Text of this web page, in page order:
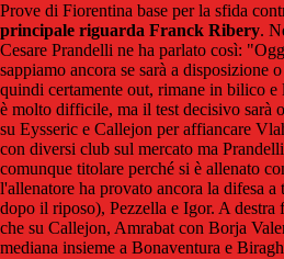
Prove di Fiorentina base per la sfida
principale riguarda Franck Ribery.
Cesare Prandelli ne ha parlato così:
sappiamo ancora se sarà a disposizione
quindi certamente out, rimane in bilico e
è molto difficile, ma il test decisivo sarà
su Eysseric e Callejon per affiancare
con diversi club sul mercato ma
comunque titolare perché si è allenato
l'allenatore ha provato ancora la difesa
dopo il riposo), Pezzella e Igor. A destra
che su Callejon, Amrabat con Borja
mediana insieme a Bonaventura e